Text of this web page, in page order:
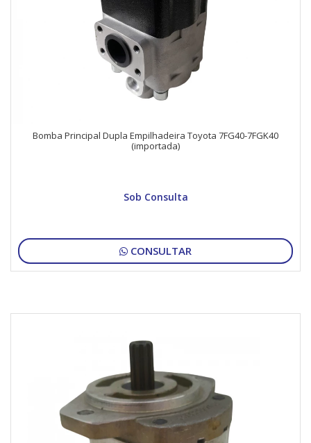
Bomba Principal Dupla Empilhadeira Toyota 7FG40-7FGK40
(importada)
Sob Consulta
CONSULTAR